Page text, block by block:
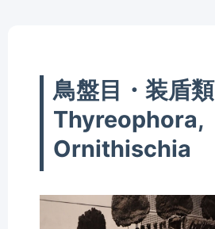
鳥盤目・装盾類
Thyreophora,
Ornithischia